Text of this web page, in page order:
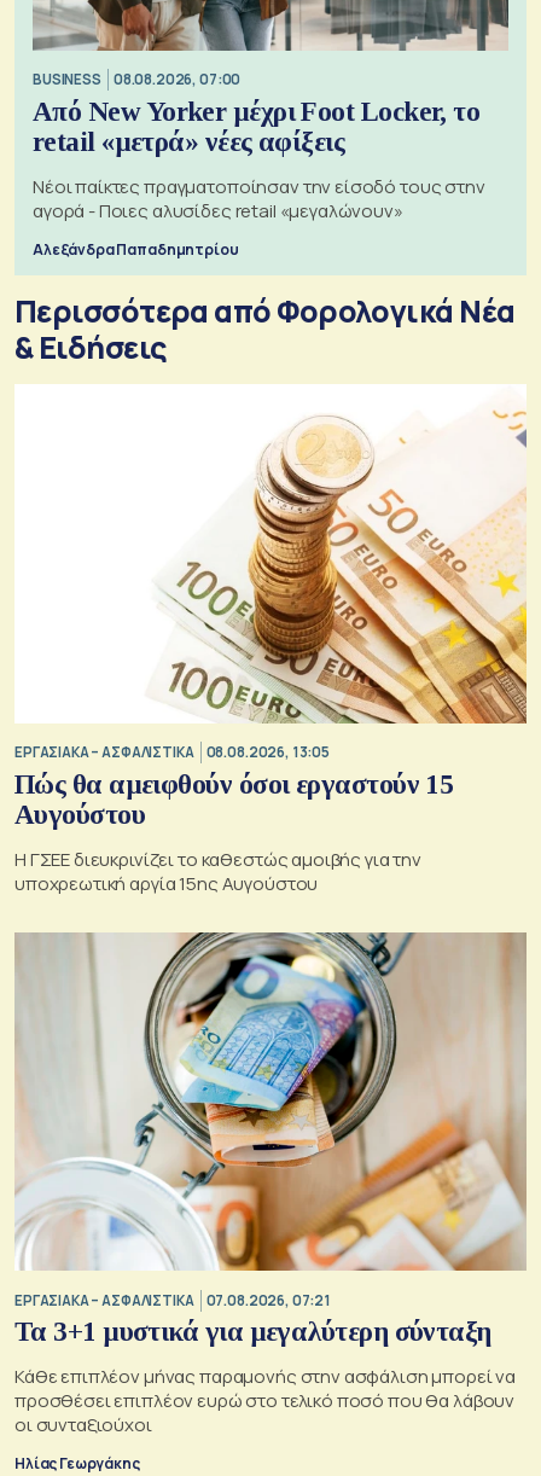
BUSINESS 08.08.2026, 07:00
Από New Yorker μέχρι Foot Locker, το
retail «μετρά» νέες αφίξεις
Νέοι παίκτες πραγματοποίησαν την είσοδό τους στην
αγορά - Ποιες αλυσίδες retail «μεγαλώνουν»
Αλεξάνδρα Παπαδημητρίου
Περισσότερα από Φορολογικά Νέα
& Eιδήσεις
ΕΡΓΑΣΙΑΚΑ – ΑΣΦΑΛΙΣΤΙΚΑ 08.08.2026, 13:05
Πώς θα αμειφθούν όσοι εργαστούν 15
Αυγούστου
Η ΓΣΕΕ διευκρινίζει το καθεστώς αμοιβής για την
υποχρεωτική αργία 15ης Αυγούστου
ΕΡΓΑΣΙΑΚΑ – ΑΣΦΑΛΙΣΤΙΚΑ 07.08.2026, 07:21
Τα 3+1 μυστικά για μεγαλύτερη σύνταξη
Κάθε επιπλέον μήνας παραμονής στην ασφάλιση μπορεί να
προσθέσει επιπλέον ευρώ στο τελικό ποσό που θα λάβουν
οι συνταξιούχοι
Ηλίας Γεωργάκης